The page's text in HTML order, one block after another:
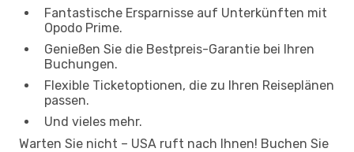
Fantastische Ersparnisse auf Unterkünften mit
Opodo Prime.
Genießen Sie die Bestpreis-Garantie bei Ihren
Buchungen.
Flexible Ticketoptionen, die zu Ihren Reiseplänen
passen.
Und vieles mehr.
Warten Sie nicht – USA ruft nach Ihnen! Buchen Sie